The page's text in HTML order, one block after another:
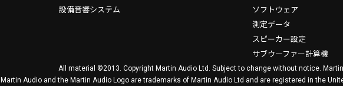
設備音響システム
ソフトウェア
測定データ
スピーカー設定
サブウーファー計算機
All material ©2013. Copyright Martin Audio Ltd. Subject to change without notice.
Martin Audio and the Martin Audio Logo are trademarks of Martin Audio Ltd and are registered in the